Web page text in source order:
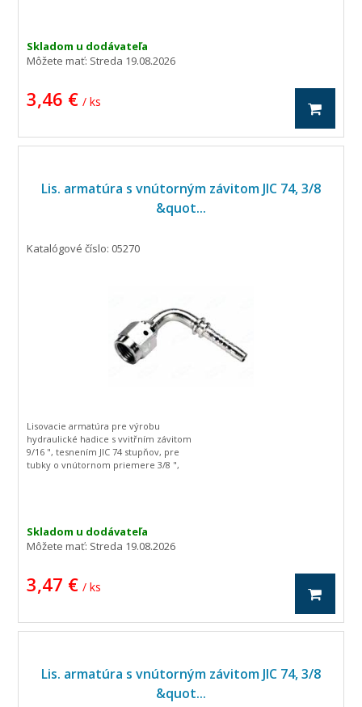
Skladom u dodávateľa
Môžete mať: Streda 19.08.2026
3,46 € / ks
Lis. armatúra s vnútorným závitom JIC 74, 3/8
&quot...
Katalógové číslo: 05270
Skladom u dodávateľa
Môžete mať: Streda 19.08.2026
3,47 € / ks
Lisovacie armatúra pre výrobu
hydraulické hadice s vvitřním závitom
9/16 ", tesnením JIC 74 stupňov, pre
tubky o vnútornom priemere 3/8 ",
Lis. armatúra s vnútorným závitom JIC 74, 3/8
&quot...